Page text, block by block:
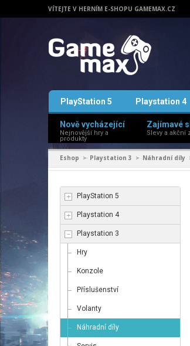
VÍTEJTE V HERNÍM E-SHOPU GAMEMAX.CZ
PlayStation 5 Playstation 4
Nově vycházející
Nejnovější hry a
produkty
Zajímavé
Slevy a akční
Eshop > Playstation 3 > Náhradní díly
PlayStation 5
Playstation 4
Playstation 3
Hry
Konzole
Příslušenství
Volanty
Náhradní díly